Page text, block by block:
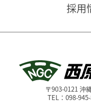
採用
〒903-0121 沖
TEL：098-